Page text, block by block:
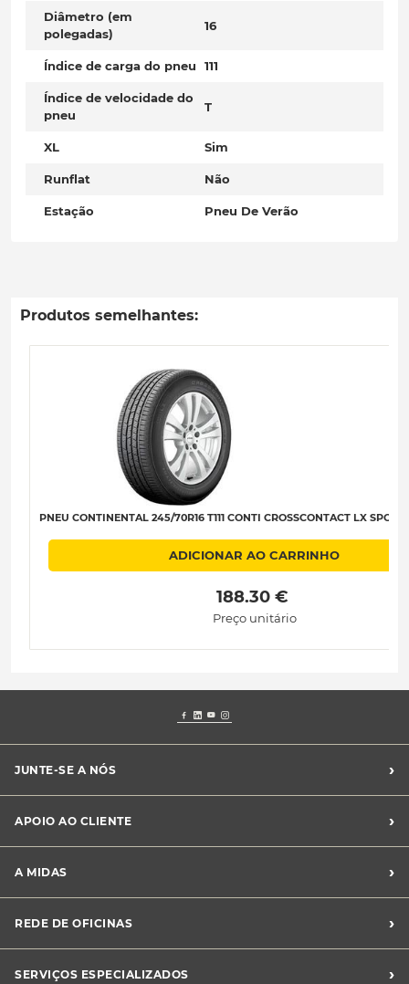
Diâmetro (em
polegadas)
16
Índice de carga do pneu 111
Índice de velocidade do
pneu
T
XL Sim
Runflat Não
Estação Pneu De Verão
Produtos semelhantes:
PNEU CONTINENTAL 245/70R16 T111 CONTI CROSSCONTACT LX
ADICIONAR AO CARRINHO
188.30 €
Preço unitário
JUNTE-SE A NÓS ›
Franchising Midas
APOIO AO CLIENTE ›
Livro de Reclamações
Canal de Denúncias
Perguntas Frequentes
A MIDAS ›
Sustentabilidade
Notícias Midas
REDE DE OFICINAS ›
SERVIÇOS ESPECIALIZADOS
›